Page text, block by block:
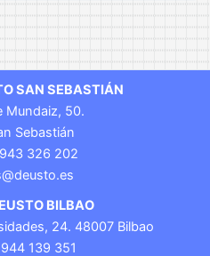
SAN SEBASTIÁN
Mundaiz, 50.
Sebastián
326 202
BILBAO
24. 48007 Bilbao
139 351